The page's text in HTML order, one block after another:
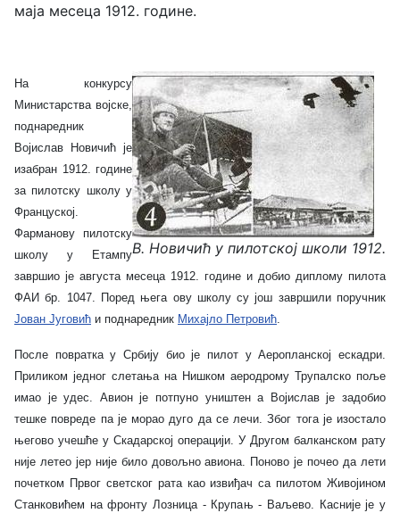
маја месеца 1912. године.
В. Новичић у пилотској школи 1912.
На конкурсу
Министарства војске,
поднаредник
Војислав Новичић је
изабран 1912. године
за пилотску школу у
Француској.
Фарманову пилотску
школу у Етампу
завршио је августа месеца 1912. године и добио диплому пилота
ФАИ бр. 1047. Поред њега ову школу су још завршили поручник
Јован Југовић и поднаредник Михајло Петровић.
После повратка у Србију био је пилот у Аеропланској ескадри.
Приликом једног слетања на Нишком аеродрому Трупалско поље
имао је удес. Авион је потпуно уништен а Војислав је задобио
тешке повреде па је морао дуго да се лечи. Због тога је изостало
његово учешће у Скадарској операцији. У Другом балканском рату
није летео јер није било довољно авиона. Поново је почео да лети
почетком Првог светског рата као извиђач са пилотом Живојином
Станковићем на фронту Лозница - Крупањ - Ваљево. Касније је у